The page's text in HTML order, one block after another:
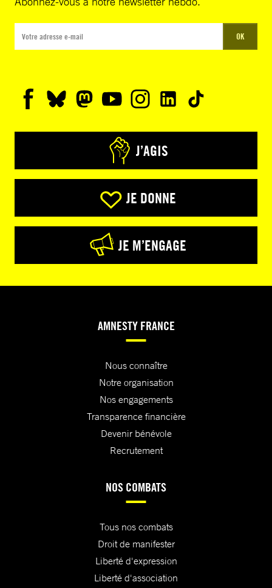
OK
J’AGIS
JE DONNE
JE M’ENGAGE
AMNESTY FRANCE
Nous connaître
Notre organisation
Nos engagements
Transparence financière
Devenir bénévole
Recrutement
NOS COMBATS
Tous nos combats
Droit de manifester
Liberté d'expression
Liberté d'association